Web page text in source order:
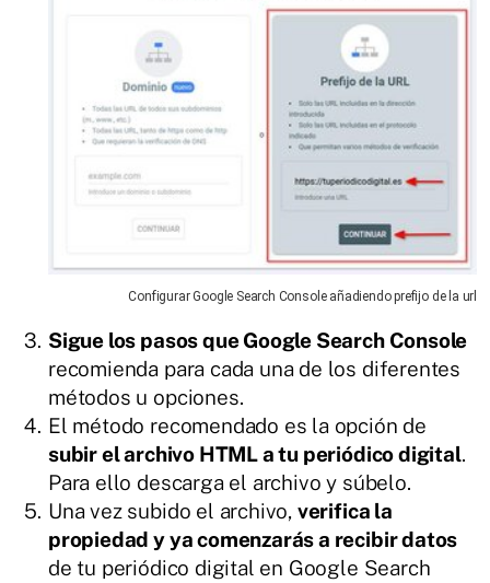
Configurar Google Search Console añadiendo prefijo de la url
Sigue los pasos que Google Search Console
recomienda para cada una de los diferentes
métodos u opciones.
El método recomendado es la opción de
subir el archivo HTML a tu periódico digital.
Para ello descarga el archivo y súbelo.
Una vez subido el archivo, verifica la
propiedad y ya comenzarás a recibir datos
de tu periódico digital en Google Search